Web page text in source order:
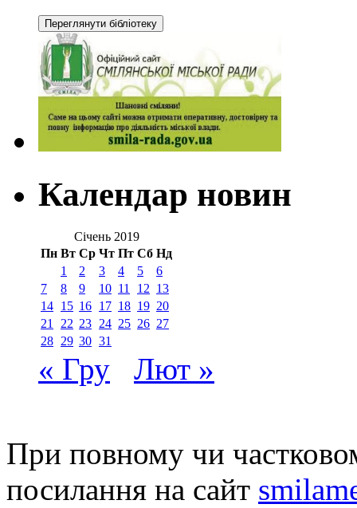
Календар новин
Січень 2019
Пн Вт Ср Чт Пт Сб Нд
1
2 3 4 5
6
7
8 9 10 11 12 13
14 15 16 17 18 19 20
21
22 23 24 25 26 27
28 29 30 31
« Гру Лют »
При повному чи
посилання на сайт